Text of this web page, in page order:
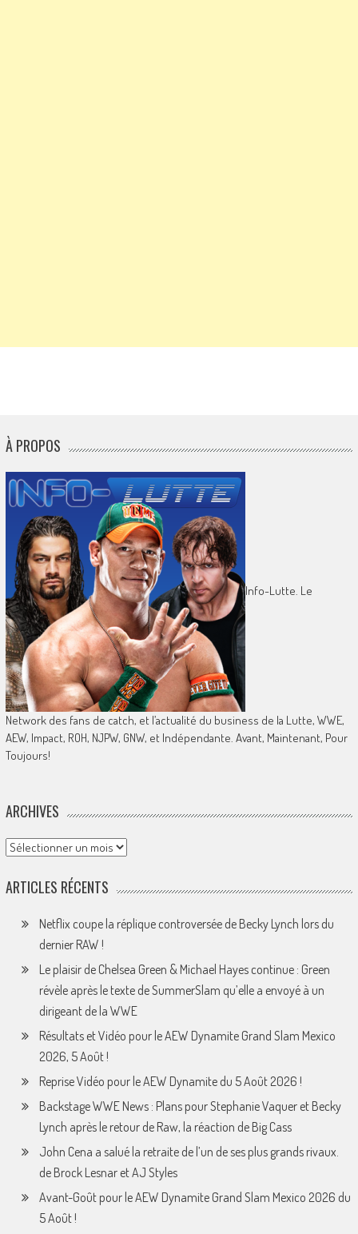
À PROPOS
Info-Lutte. Le
Network des fans de catch, et l’actualité du business de la Lutte, WWE,
AEW, Impact, ROH, NJPW, GNW, et Indépendante. Avant, Maintenant, Pour
Toujours!
ARCHIVES
Archives
ARTICLES RÉCENTS
Netflix coupe la réplique controversée de Becky Lynch lors du
dernier RAW !
Le plaisir de Chelsea Green & Michael Hayes continue : Green
révèle après le texte de SummerSlam qu’elle a envoyé à un
dirigeant de la WWE
Résultats et Vidéo pour le AEW Dynamite Grand Slam Mexico
2026, 5 Août !
Reprise Vidéo pour le AEW Dynamite du 5 Août 2026 !
Backstage WWE News : Plans pour Stephanie Vaquer et Becky
Lynch après le retour de Raw, la réaction de Big Cass
John Cena a salué la retraite de l’un de ses plus grands rivaux.
de Brock Lesnar et AJ Styles
Avant-Goût pour le AEW Dynamite Grand Slam Mexico 2026 du
5 Août !